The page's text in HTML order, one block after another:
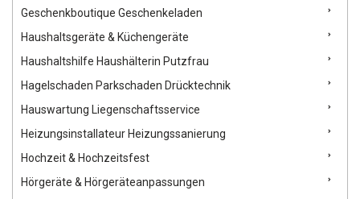
Geschenkboutique Geschenkeladen
Haushaltsgeräte & Küchengeräte
Haushaltshilfe Haushälterin Putzfrau
Hagelschaden Parkschaden Drücktechnik
Hauswartung Liegenschaftsservice
Heizungsinstallateur Heizungssanierung
Hochzeit & Hochzeitsfest
Hörgeräte & Hörgeräteanpassungen